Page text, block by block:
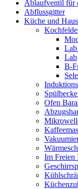
Ablaufventil für
Abflussgitter
Küche und
Lab
B-
Ofen
Im Freien